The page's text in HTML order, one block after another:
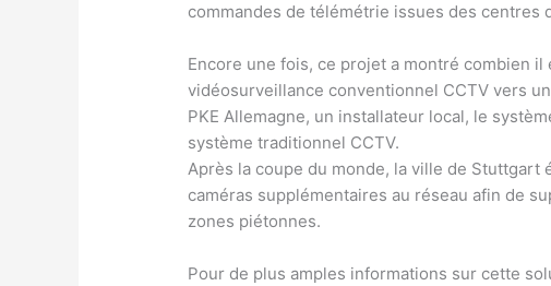
commandes de télémétrie issues des centres
Encore une fois, ce projet a montré combien
vidéosurveillance conventionnel CCTV vers
PKE Allemagne, un installateur local, le
système traditionnel CCTV.
Après la coupe du monde, la ville de Stuttgart
caméras supplémentaires au réseau afin de
zones piétonnes.
Pour de plus amples informations sur cette